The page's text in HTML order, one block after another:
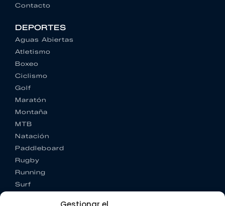
Contacto
DEPORTES
Aguas Abiertas
Atletismo
Boxeo
Ciclismo
Golf
Maratón
Montaña
MTB
Natación
Paddleboard
Rugby
Running
Surf